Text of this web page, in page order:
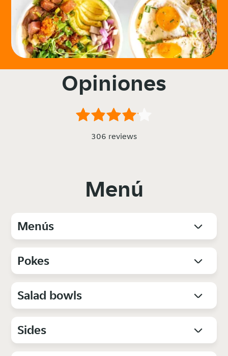
Opiniones
306 reviews
Menú
Menús
Pokes
Salad bowls
Sides